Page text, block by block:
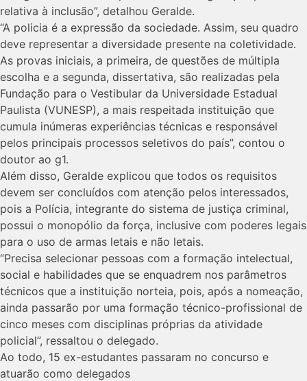
relativa à inclusão”, detalhou Geralde.
“A policia é a expressão da sociedade. Assim, seu quadro
deve representar a diversidade presente na coletividade.
As provas iniciais, a primeira, de questões de múltipla
escolha e a segunda, dissertativa, são realizadas pela
Fundação para o Vestibular da Universidade Estadual
Paulista (VUNESP), a mais respeitada instituição que
cumula inúmeras experiências técnicas e responsável
pelos principais processos seletivos do país”, contou o
doutor ao g1.
Além disso, Geralde explicou que todos os requisitos
devem ser concluídos com atenção pelos interessados,
pois a Polícia, integrante do sistema de justiça criminal,
possui o monopólio da força, inclusive com poderes legais
para o uso de armas letais e não letais.
“Precisa selecionar pessoas com a formação intelectual,
social e habilidades que se enquadrem nos parâmetros
técnicos que a instituição norteia, pois, após a nomeação,
ainda passarão por uma formação técnico-profissional de
cinco meses com disciplinas próprias da atividade
policial”, ressaltou o delegado.
Ao todo, 15 ex-estudantes passaram no concurso e
atuarão como delegados